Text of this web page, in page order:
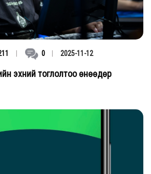
0 2025-11-12
эхний тоглолтоо өнөөдөр